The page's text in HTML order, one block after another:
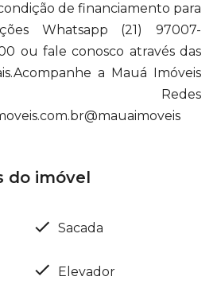
de financiamento para
Whatsapp (21) 97007-
ou fale conosco através das
a Mauá Imóveis
Redes
do imóvel
Sacada
Elevador